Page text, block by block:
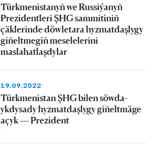
Türkmenistanyň we Russiýanyň
Prezidentleri ŞHG sammitiniň
çäklerinde döwletara hyzmatdaşlygy
giňeltmegiň meselelerini
maslahatlaşdylar
19.09.2022
Türkmenistan ŞHG bilen söwda-
ykdysady hyzmatdaşlygy giňeltmäge
açyk — Prezident